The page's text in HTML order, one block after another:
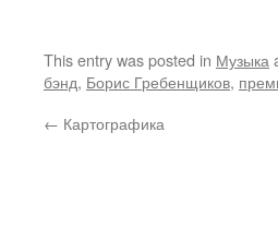
This entry was posted in Музыка
бэнд, Борис Гребенщиков,
← Картографика